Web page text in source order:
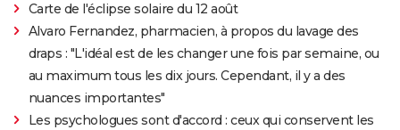
Carte de l'éclipse solaire du 12 août
Alvaro Fernandez, pharmacien, à propos du lavage des
draps : "L'idéal est de les changer une fois par semaine, ou
au maximum tous les dix jours. Cependant, il y a des
nuances importantes"
Les psychologues sont d'accord : ceux qui conservent les